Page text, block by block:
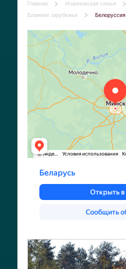
Главная Иоанновская семья
Ближнее зарубежье
Белоруссия